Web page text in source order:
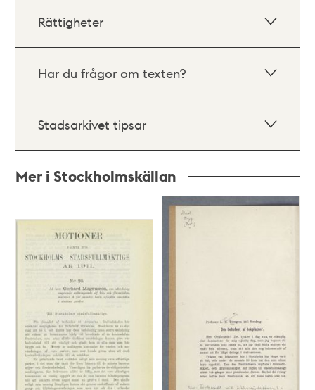
Rättigheter
Har du frågor om texten?
Stadsarkivet tipsar
Mer i Stockholmskällan
poster
teman